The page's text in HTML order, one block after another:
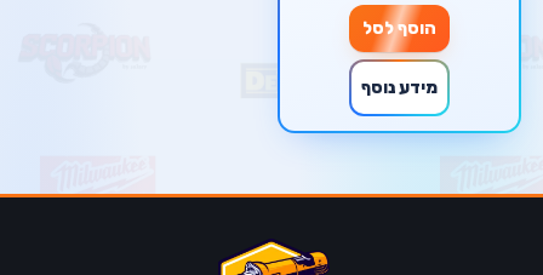
הוסף לסל
מידע נוסף